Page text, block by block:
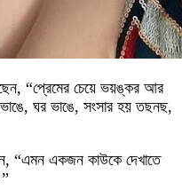
“প্রেমের চেয়ে ভয়ঙ্কর আর
ঘর ভাঙে, সংসার হয় তছনছ,
“এমন একজন কাউকে দেখাতে